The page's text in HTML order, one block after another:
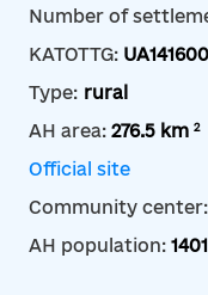
Number of
KATOTTG:
Type: rural
AH area: 276.5 km 2
Official site
Community center:
AH population: 1401